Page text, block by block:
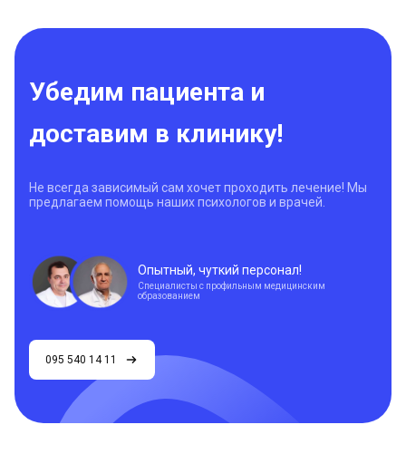
Убедим пациента и
доставим в клинику!
Не всегда зависимый сам хочет проходить лечение! Мы
предлагаем помощь наших психологов и врачей.
Опытный, чуткий персонал!
Специалисты с профильным медицинским
образованием
095 540 14 11